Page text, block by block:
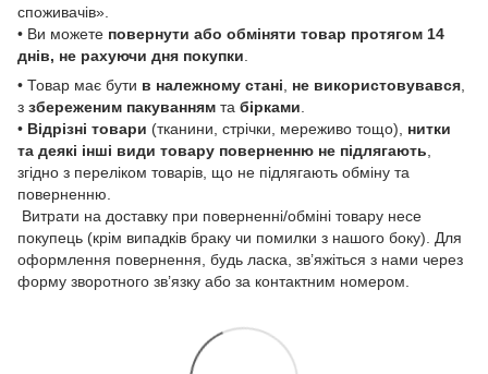
споживачів».
• Ви можете повернути або обміняти товар протягом 14
днів, не рахуючи дня покупки
• Товар має бути в належному стані не використовувався
з збереженим пакуванням та бірками
• Відрізні товари (тканини, стрічки, мереживо тощо), нитки
та деякі інші види товару поверненню не підлягають
згідно з переліком товарів, що не підлягають обміну та
поверненню.
Витрати на доставку при поверненні/обміні товару несе
покупець (крім випадків браку чи помилки з нашого боку). Для
оформлення повернення, будь ласка, зв’яжіться з нами через
форму зворотного зв’язку або за контактним номером.